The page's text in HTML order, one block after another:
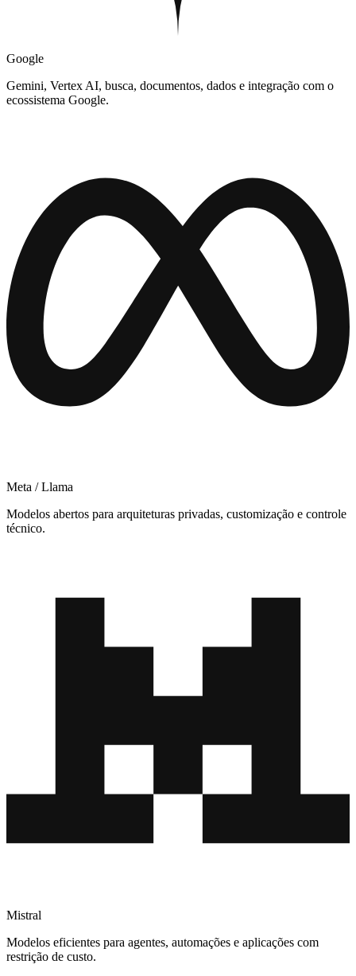
Google
Gemini, Vertex AI, busca, documentos, dados e integração com o
ecossistema Google.
Meta / Llama
Modelos abertos para arquiteturas privadas, customização e controle
técnico.
Mistral
Modelos eficientes para agentes, automações e aplicações com
restrição de custo.